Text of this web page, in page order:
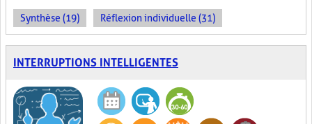
Synthèse (19) Réflexion individuelle (31)
INTERRUPTIONS INTELLIGENTES